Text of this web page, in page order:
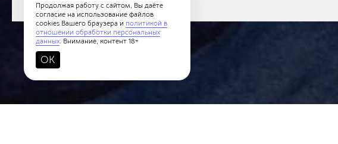
Акварель
Продолжая работу с сайтом, Вы даёте
согласие на использование файлов
cookies Вашего браузера и политикой в
отношении обработки персональных
данных. Внимание, контент 18+
OK